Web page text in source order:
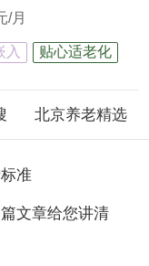
/月
入 贴心适老化
北京养老精选
准
文章给您讲清